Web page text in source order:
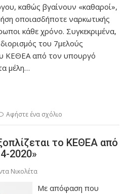
καθώς βγαίνουν «καθαροί»,
οποιασδήποτε ναρκωτικής
κάθε χρόνο. Συγκεκριμένα,
του 7μελούς
ΚΕΘΕΑ από τον υπουργό
μέλη…
Αφήστε ένα σχόλιο
το ΚΕΘΕΑ από
2020»
Νικολέτα
Με απόφαση που